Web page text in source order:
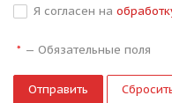
Я согласен на
* — Обязательные поля